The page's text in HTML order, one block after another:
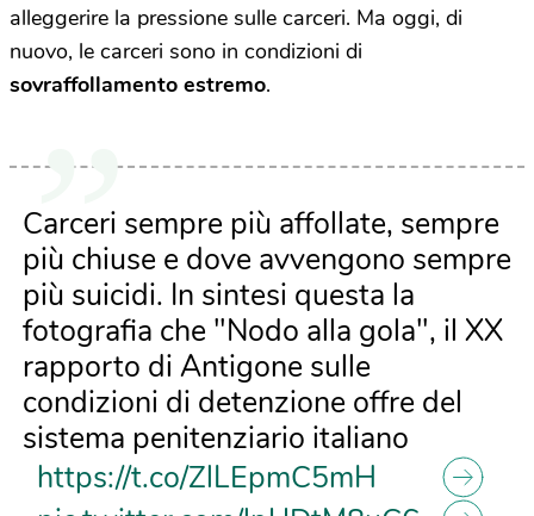
alleggerire la pressione sulle carceri. Ma oggi, di
nuovo, le carceri sono in condizioni di
sovraffollamento estremo.
Carceri sempre più affollate, sempre
più chiuse e dove avvengono sempre
più suicidi. In sintesi questa la
fotografia che "Nodo alla gola", il XX
rapporto di Antigone sulle
condizioni di detenzione offre del
sistema penitenziario italiano
https://t.co/ZlLEpmC5mH